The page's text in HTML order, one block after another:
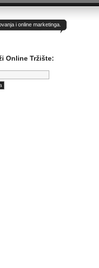
i online marketinga.
Online Tržište: